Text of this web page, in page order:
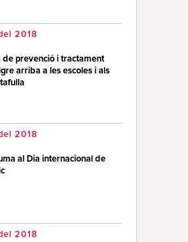
2018
de prevenció i tractament
arriba a les escoles i als
2018
al Dia internacional de
2018